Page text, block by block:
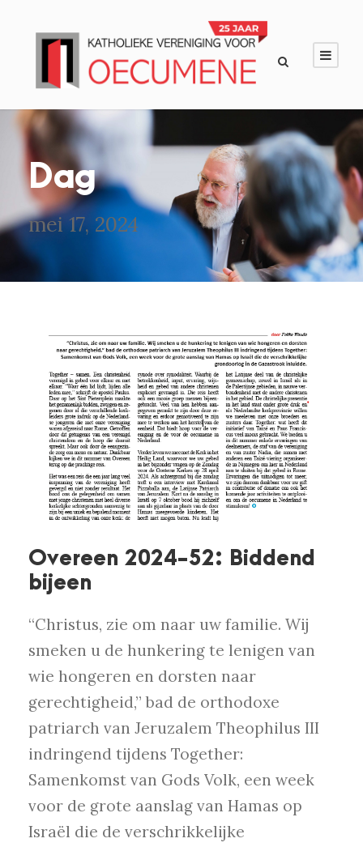
Dag
mei 17, 2024
Overeen 2024-52: Biddend
bijeen
“Christus, zie om naar uw familie. Wij
smeken u de hunkering te lenigen van
wie hongeren en dorsten naar
gerechtigheid,” bad de orthodoxe
patriarch van Jeruzalem Theophilus III
indringend tijdens Together:
Samenkomst van Gods Volk, een week
voor de grote aanslag van Hamas op
Israël die de verschrikkelijke